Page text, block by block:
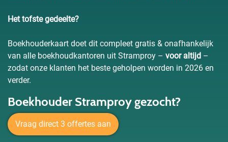
Het tofste gedeelte?
Boekhouderkaart doet dit compleet gratis & onafhankelijk
van alle boekhoudkantoren uit Stramproy – voor altijd –
zodat onze klanten het beste geholpen worden in 2026 en
verder.
Boekhouder Stramproy gezocht?
Vraag direct 3 offertes aan